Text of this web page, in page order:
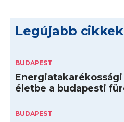
Legújabb cikkek
BUDAPEST
életbe a budapesti
BUDAPEST